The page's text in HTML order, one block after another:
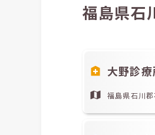
福島県石
大野診療
福島県石川